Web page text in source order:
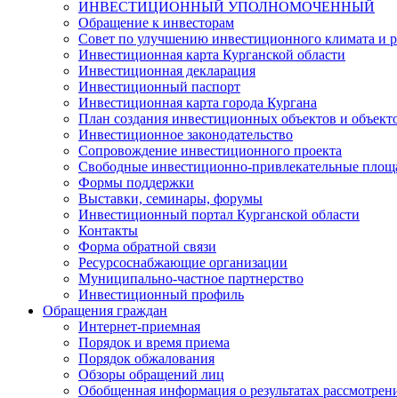
ИНВЕСТИЦИОННЫЙ УПОЛНОМОЧЕННЫЙ
Обращение к инвесторам
Совет по улучшению инвестиционного климата и
Инвестиционная карта Курганской области
Инвестиционная декларация
Инвестиционный паспорт
Инвестиционная карта города Кургана
План создания инвестиционных объектов и
Инвестиционное законодательство
Сопровождение инвестиционного проекта
Свободные инвестиционно-привлекательные
Формы поддержки
Выставки, семинары, форумы
Инвестиционный портал Курганской области
Контакты
Форма обратной связи
Ресурсоснабжающие организации
Муниципально-частное партнерство
Инвестиционный профиль
Обращения граждан
Интернет-приемная
Порядок и время приема
Порядок обжалования
Обзоры обращений лиц
Обобщенная информация о результатах